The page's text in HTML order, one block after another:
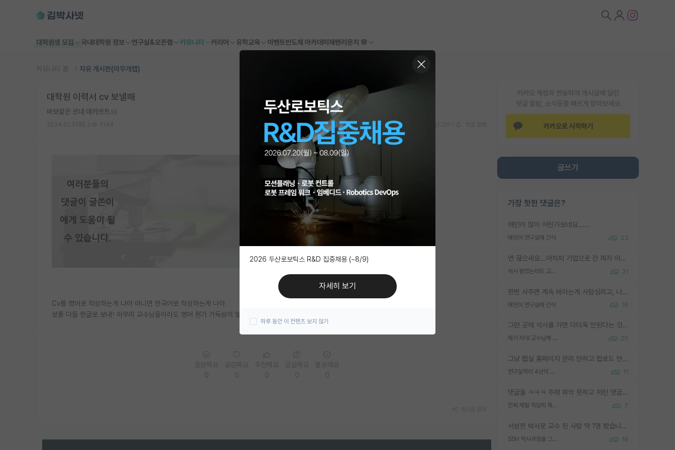
대학원생 모집 국내대학원 정보 연구실&오픈랩 커뮤니티 커리어 유학교육 이벤트반도체 아카데미 재팬라운지 🌸
커뮤니티 홈 자유 게시판(아무개랩)
카카오 계정과 연동하여 게시글에 달린
댓글 알람, 소식등을 빠르게 받아보세요
카카오로 시작하기
글쓰기
가장 핫한 댓글은?
애인이 많이 어린가보네요......
애인이 연구실에 간식 23
연 끊으세요...어차피 기업으로 간 제자 어떻게 못합니다. 기업에서는 교수들 사기꾼으로 보는 시선도 강하고, 앞에서나 교수님하고 떠받들어주지 많이 무시합니다. 영향력도 0에 수렴합니다. 그리고 생각해보십시오. 석사로 기업간 제자가 무슨 힘이 있다고 과제를 달라고 합니까? 말만 교수지 무능력자라고 생각합니다. 세금이 아깝습니다.
석사 받았는데도 교수랑 연락한다. 21
한번 사주면 계속 바라는게 사람심리고, 나중에 안사주면 말이 나옵니다. 그리고 작성자분 커플이 한번 그런 행동을 하면, 선례로 남아 이상하게도 문화로 자리잡을수도 있습니다. 애꿎은 다른 학생들은 생각도 안했는데, 간식을 사가야하는 피해를 볼 수 있습니다. 다 경험에서 우러나온 댓글입니다... 제발 이상한 선례를 만들지 마세요.
애인이 연구실에 간식 16
그런 곳에 석사를 가면 더더욱 안된다는 것을 깨달으시면 된겁니다!
제가 자대 교수님께 무례하게 행동한 걸까요? 20
그냥 랩실 홈페이지 관리 안하고 업로드 안한거 아님?
연구실적이 4년의 공백이 있는거 어떻게 생각하냐 11
댓글들 ㅋㅋㅋ 주제 파악 못하고 저런 댓글들을 쓰네. 조직에 인간이 얼마나 중요한데 걱정될 수도 있지 ㅋㅋ 본인들은 퍽이나 잘하나봐 ? 현실은 남들한테 욕 안 먹는 1인분만 하는 것도 힘들텐데 ?
진짜 제발 적당히 똑똑한 박사과정이라도 위에 있었으면.. 7
서성한 박사로 교수 된 사람 딱 1명 봤습니다. 근데 지방대 박사로 교수된 거는 기적이 일어나야되요. 서성한 학부부터여도 빡센게 교수임용일텐데 지방대박사로 무슨 교수가 되나요...... 중소기업/중견기업 팀장급/연구소장급이나 될거 같네요.
SSH 박사과정을 그만두고 지방대 박사로 옮기면 교수의 꿈은 끝일까요? 18
대학원 이력서 cv 보낼때
바보같은 르네 데카르트
Cv를 영어로 작성하는게 나아 아니면 한국어로 작성하는게 나아
보통 다들 한글로 보내ˀ̣ 아무리 교수님들이라도 영어 뭔가 가독성이 떨어질거같아서
2026 두산로보틱스 R&D 집중채용 (~8/9)
자세히 보기
하루 동안 이 컨텐츠 보지 않기